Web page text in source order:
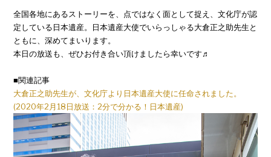
全国各地にあるストーリーを、点ではなく面として捉え、文化庁が認
定している日本遺産。日本遺産大使でいらっしゃる大倉正之助先生と
ともに、深めてまいります。
本日の放送も、ぜひお付き合い頂けましたら幸いです♬
■関連記事
大倉正之助先生が、文化庁より日本遺産大使に任命されました。
(2020年2月18日放送：2分で分かる！日本遺産)